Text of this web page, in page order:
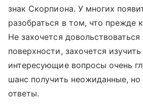
знак Скорпиона. У многих
разобраться в том, что прежде
Не захочется
поверхности, захочется
интересующие вопросы очень
шанс получить неожиданные,
ответы.